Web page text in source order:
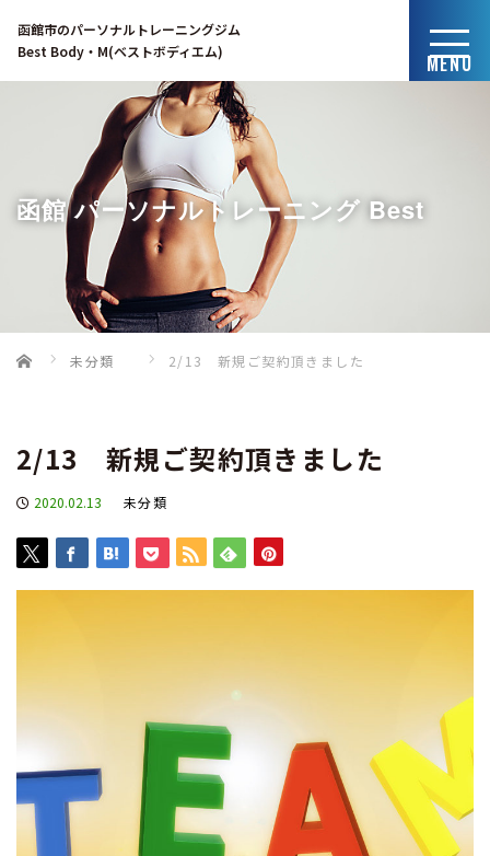
函館市のパーソナルトレーニングジム
Best Body・M(ベストボディエム)
MENU
函館 パーソナルトレーニング Best
Home 未分類 2/13 新規ご契約頂きました
2/13 新規ご契約頂きました
2020.02.13 未分類